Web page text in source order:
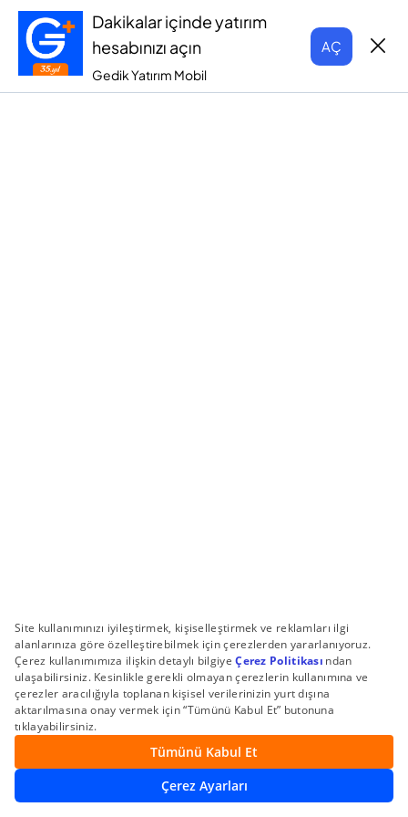
Dakikalar içinde yatırım
hesabınızı açın
Gedik Yatırım Mobil
AÇ